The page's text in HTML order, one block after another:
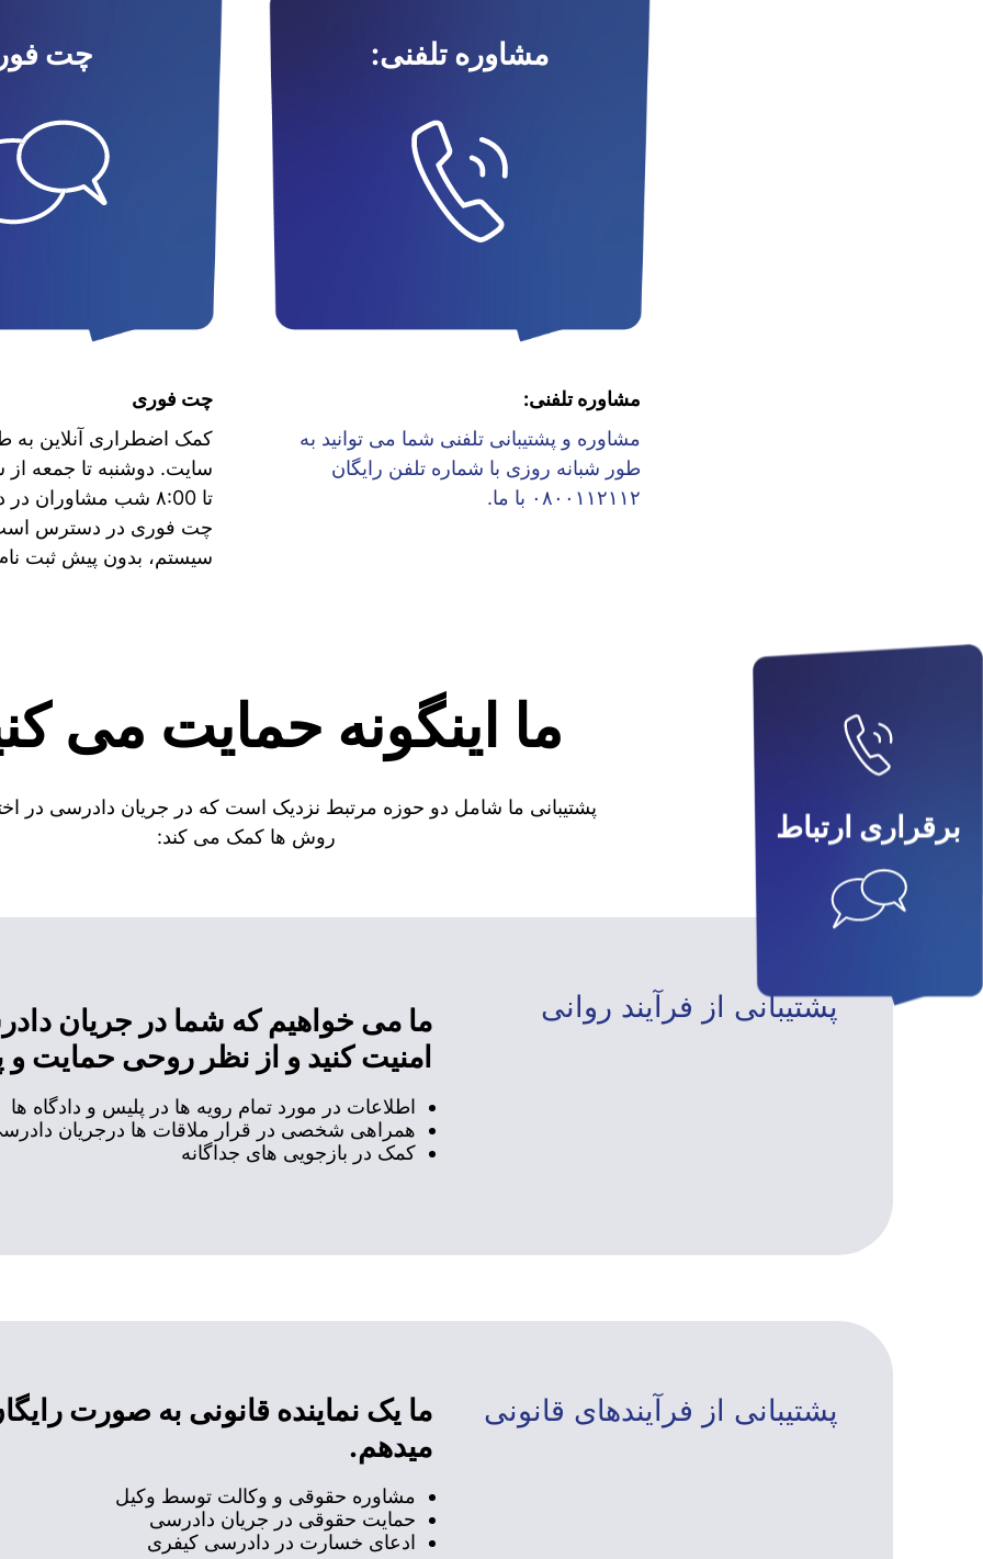
برقراری ارتباط
مشاوره تلفنی:
مشاوره تلفنی:
مشاوره و پشتیبانی تلفنی شما می توانید به
طور شبانه روزی با شماره تلفن رایگان
۰۸۰۰۱۱۲۱۱۲ با ما.
چت
چت فوری
کمک اضطراری آنلاین به
تا ۸:00 شب
چت فوری در دسترس
سیستم، بدون پیش ثبت
ما اینگونه حمایت می
پشتیبانی ما شامل دو حوزه مرتبط نزدیک است که در جریان دادرسی در
روش ها کمک می کند:
پشتیبانی از فرآیند روانی
ما می خواهیم که شما در جریان
امنیت کنید و از نظر روحی حمایت
اطلاعات در مورد تمام رویه ها در پلیس و دادگاه ها
همراهی شخصی در قرار ملاقات ها درجریان
کمک در بازجویی های جداگانه
پشتیبانی از فرآیندهای قانونی
ما یک نماینده قانونی به صورت
میدهم.
مشاوره حقوقی و وکالت توسط وکیل
حمایت حقوقی در جریان دادرسی
ادعای خسارت در دادرسی کیفری